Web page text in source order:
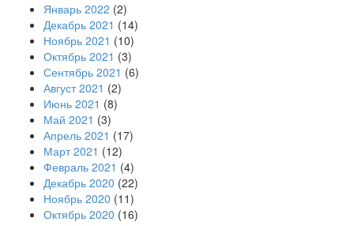
Январь 2022 (2)
Декабрь 2021 (14)
Ноябрь 2021 (10)
Октябрь 2021 (3)
Сентябрь 2021 (6)
Август 2021 (2)
Июнь 2021 (8)
Май 2021 (3)
Апрель 2021 (17)
Март 2021 (12)
Февраль 2021 (4)
Декабрь 2020 (22)
Ноябрь 2020 (11)
Октябрь 2020 (16)